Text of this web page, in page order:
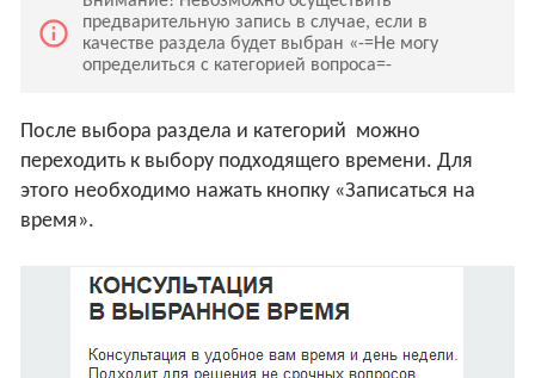
info_outline
предварительную запись в случае, если в
качестве раздела будет выбран «-=Не могу
определиться с категорией вопроса=-
После выбора раздела и категорий можно
переходить к выбору подходящего времени. Для
этого необходимо нажать кнопку «Записаться на
время».